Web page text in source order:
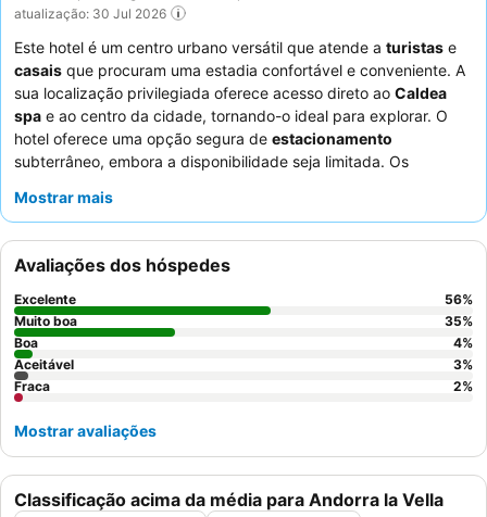
atualização: 30 Jul 2026
Este hotel é um centro urbano versátil que atende a turistas e
casais que procuram uma estadia confortável e conveniente. A
sua localização privilegiada oferece acesso direto ao Caldea
spa e ao centro da cidade, tornando-o ideal para explorar. O
hotel oferece uma opção segura de estacionamento
subterrâneo, embora a disponibilidade seja limitada. Os
simpáticos e prestativos
mais tranquila, considere solicitar um quarto virado para o
jardim.
Mostrar mais
Classificação acima da média para Andorra la Vella
Avaliações dos hóspedes
Excelente 56%
Muito boa
35%
Boa
4%
Aceitável
3%
Fraca
2%
Mostrar avaliações